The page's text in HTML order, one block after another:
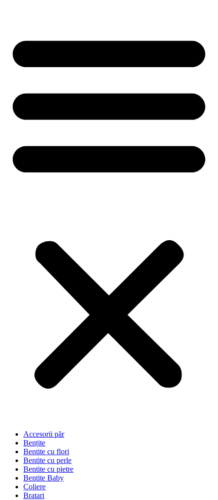
Accesorii păr
Bențite
Bentite cu flori
Bentite cu perle
Bentite cu pietre
Bentite Baby
Coliere
Bratari